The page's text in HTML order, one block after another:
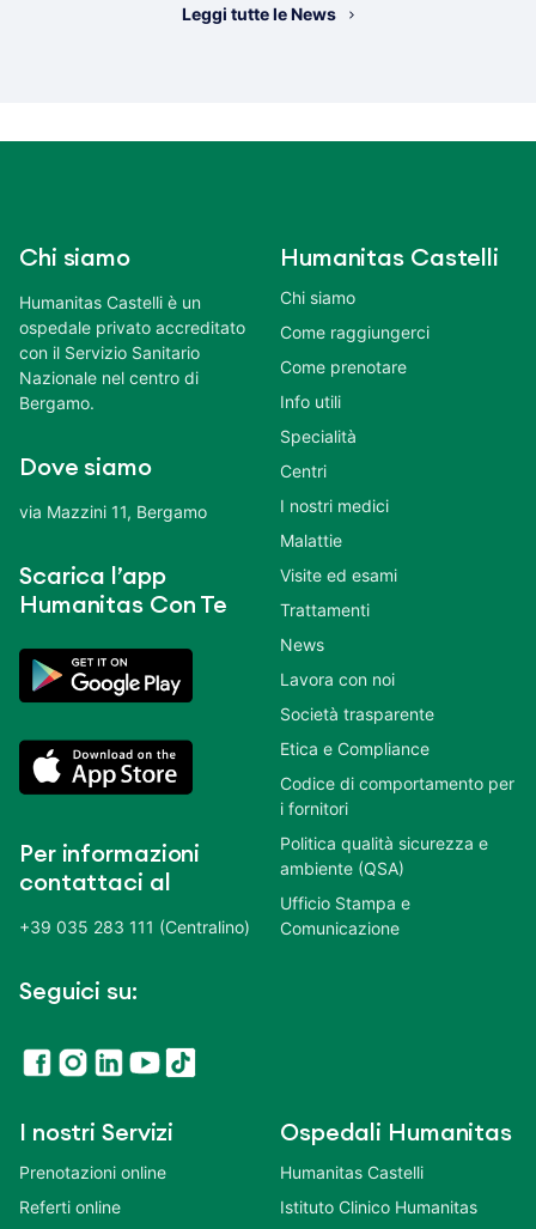
Leggi tutte le News
Chi siamo
Humanitas Castelli è un
ospedale privato accreditato
con il Servizio Sanitario
Nazionale nel centro di
Bergamo.
Dove siamo
via Mazzini 11, Bergamo
Scarica l’app
Humanitas Con Te
Per informazioni
contattaci al
+39 035 283 111 (Centralino)
Seguici su:
Humanitas Castelli
Chi siamo
Come raggiungerci
Come prenotare
Info utili
Specialità
Centri
I nostri medici
Malattie
Visite ed esami
Trattamenti
News
Lavora con noi
Società trasparente
Etica e Compliance
Codice di comportamento per
i fornitori
Politica qualità sicurezza e
ambiente (QSA)
Ufficio Stampa e
Comunicazione
I nostri Servizi
Prenotazioni online
Referti online
Ospedali Humanitas
Humanitas Castelli
Istituto Clinico Humanitas